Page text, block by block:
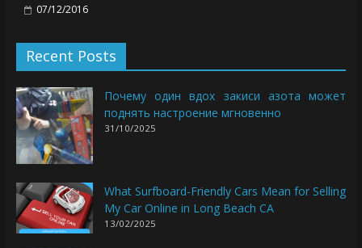
07/12/2016
Recent Posts
Почему один вдох закиси азота может
поднять настроение мгновенно
31/10/2025
What Surfboard-Friendly Cars Mean for Selling
My Car Online in Long Beach CA
13/02/2025